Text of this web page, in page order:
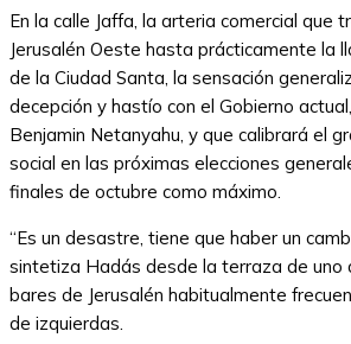
En la calle Jaffa, la arteria comercial que
Jerusalén Oeste hasta prácticamente la
de la Ciudad Santa, la sensación
decepción y hastío con el Gobierno
Benjamin Netanyahu, y que calibrará el
social en las próximas elecciones
finales de octubre como máximo.
“Es un desastre, tiene que haber un
sintetiza Hadás desde la terraza de uno
bares de Jerusalén habitualmente
de izquierdas.